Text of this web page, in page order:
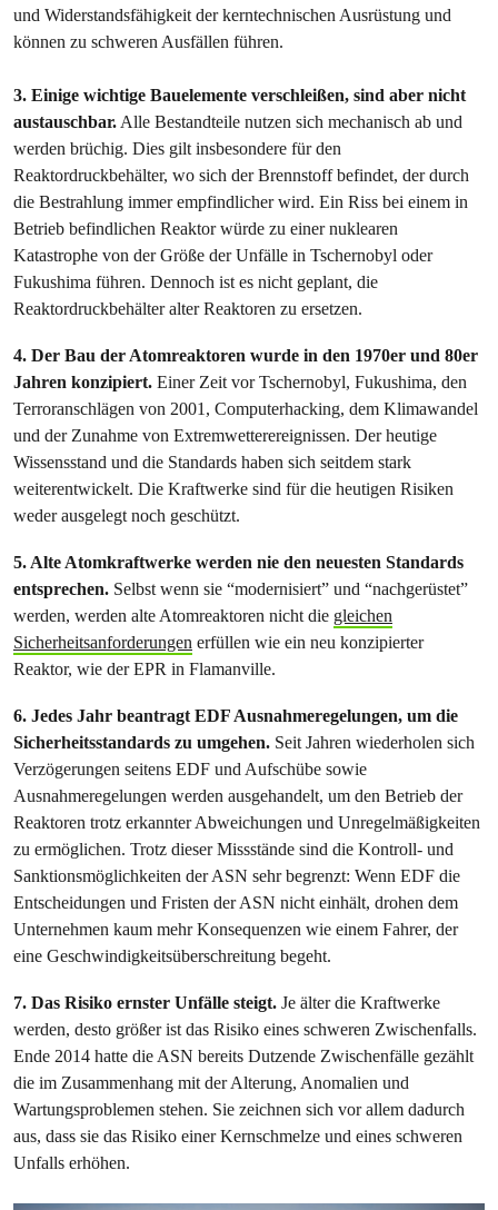
und Widerstandsfähigkeit der kerntechnischen Ausrüstung und
können zu schweren Ausfällen führen.
3. Einige wichtige Bauelemente verschleißen, sind aber nicht
austauschbar.Alle Bestandteile nutzen sich mechanisch ab und
werden brüchig. Dies gilt insbesondere für den
Reaktordruckbehälter, wo sich der Brennstoff befindet, der durch
die Bestrahlung immer empfindlicher wird. Ein Riss bei einem in
Betrieb befindlichen Reaktor würde zu einer nuklearen
Katastrophe von der Größe der Unfälle in Tschernobyl oder
Fukushima führen. Dennoch ist es nicht geplant, die
Reaktordruckbehälter alter Reaktoren zu ersetzen.
4. Der Bau der Atomreaktoren wurde in den 1970er und 80er
Jahren konzipiert. Einer Zeit vor Tschernobyl, Fukushima, den
Terroranschlägen von 2001, Computerhacking, dem Klimawandel
und der Zunahme von Extremwetterereignissen. Der heutige
Wissensstand und die Standards haben sich seitdem stark
weiterentwickelt. Die Kraftwerke sind für die heutigen Risiken
weder ausgelegt noch geschützt.
5. Alte Atomkraftwerke werden nie den neuesten Standards
entsprechen. Selbst wenn sie “modernisiert” und “nachgerüstet”
werden, werden alte Atomreaktoren nicht die gleichen
Sicherheitsanforderungen erfüllen wie ein neu konzipierter
Reaktor, wie der EPR in Flamanville.
6. Jedes Jahr beantragt EDF Ausnahmeregelungen, um die
Sicherheitsstandards zu umgehen. Seit Jahren wiederholen sich
Verzögerungen seitens EDF und Aufschübe sowie
Ausnahmeregelungen werden ausgehandelt, um den Betrieb der
Reaktoren trotz erkannter Abweichungen und Unregelmäßigkeiten
zu ermöglichen. Trotz dieser Missstände sind die Kontroll- und
Sanktionsmöglichkeiten der ASN sehr begrenzt: Wenn EDF die
Entscheidungen und Fristen der ASN nicht einhält, drohen dem
Unternehmen kaum mehr Konsequenzen wie einem Fahrer, der
eine Geschwindigkeitsüberschreitung begeht.
7. Das Risiko ernster Unfälle steigt. Je älter die Kraftwerke
werden, desto größer ist das Risiko eines schweren Zwischenfalls.
Ende 2014 hatte die ASN bereits Dutzende Zwischenfälle gezählt
die im Zusammenhang mit der Alterung, Anomalien und
Wartungsproblemen stehen. Sie zeichnen sich vor allem dadurch
aus, dass sie das Risiko einer Kernschmelze und eines schweren
Unfalls erhöhen.